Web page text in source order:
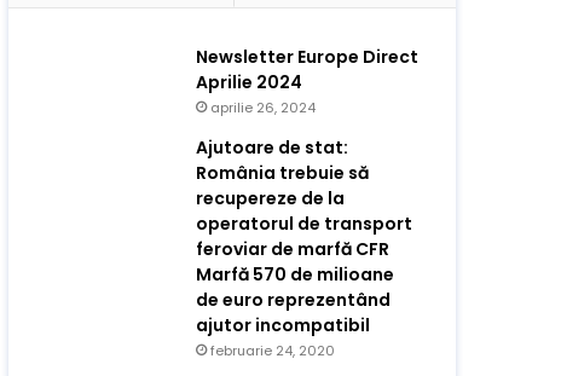
Newsletter Europe Direct
Aprilie 2024
aprilie 26, 2024
Ajutoare de stat:
România trebuie să
recupereze de la
operatorul de transport
feroviar de marfă CFR
Marfă 570 de milioane
de euro reprezentând
ajutor incompatibil
februarie 24, 2020